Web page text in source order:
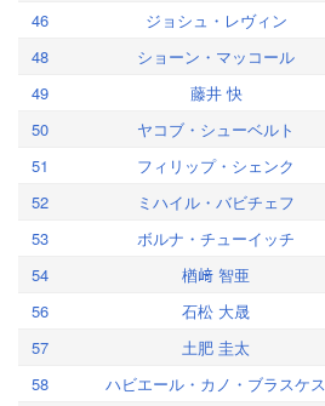
46 ジョシュ・レヴィン
48
ショーン・マッコール
49
藤井 快
50
ヤコブ・シューベルト
51
フィリップ・シェンク
52
ミハイル・バビチェフ
53
ボルナ・チューイッチ
54
楢﨑 智亜
56
石松 大晟
57
土肥 圭太
58
ハビエール・カノ・ブラスケス